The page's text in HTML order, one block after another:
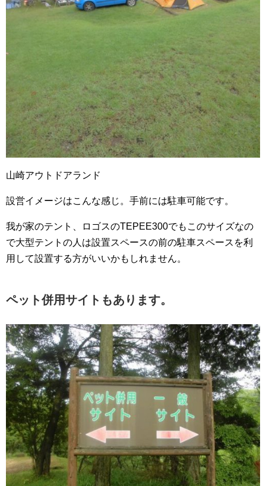
山崎アウトドアランド
設営イメージはこんな感じ。手前には駐車可能です。
我が家のテント、ロゴスのTEPEE300でもこのサイズなの
で大型テントの人は設置スペースの前の駐車スペースを利
用して設置する方がいいかもしれません。
ペット併用サイトもあります。